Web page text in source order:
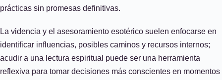
prácticas sin promesas definitivas.
La videncia y el asesoramiento esotérico suelen enfocarse en
identificar influencias, posibles caminos y recursos internos;
acudir a una lectura espiritual puede ser una herramienta
reflexiva para tomar decisiones más conscientes en momentos